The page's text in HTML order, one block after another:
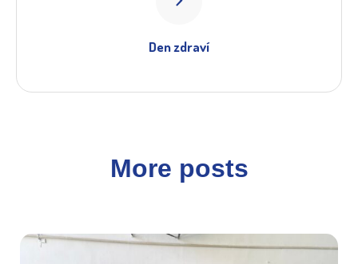
Den zdraví
More posts